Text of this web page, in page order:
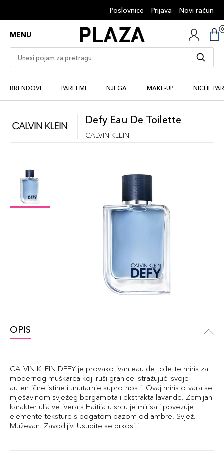
Poslovnice Prijava Novi račun
MENU
BRENDOVI PARFEMI NJEGA MAKE-UP NICHE
Defy Eau De Toilette
CALVIN KLEIN
OPIS
CALVIN KLEIN DEFY je provakotivan eau de toilette miris za
modernog muškarca koji ruši granice istražujući svoje
autentične istine i unutarnje suprotnosti. Ovaj miris otvara se
mješavinom svježeg bergamota i ekstrakta lavande. Zemljani
karakter ulja vetivera s Haitija u srcu je mirisa i povezuje
elemente teksture s bogatom bazom od ambre. Svjež.
Muževan. Zavodljiv. Usudite se prkositi.